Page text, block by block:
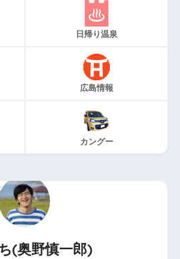
日帰り温泉
広島情報
カングー
(奥野慎一郎)